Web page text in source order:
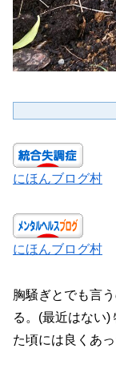
にほんブログ村
にほんブログ村
胸騒ぎとでも言
る。(最近はない)
た頃には良くあっ